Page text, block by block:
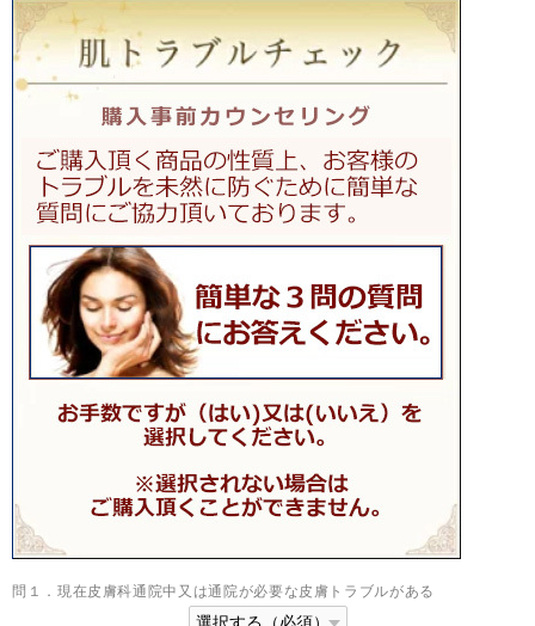
問１．現在皮膚科通院中又は通院が必要な皮膚トラブルがある